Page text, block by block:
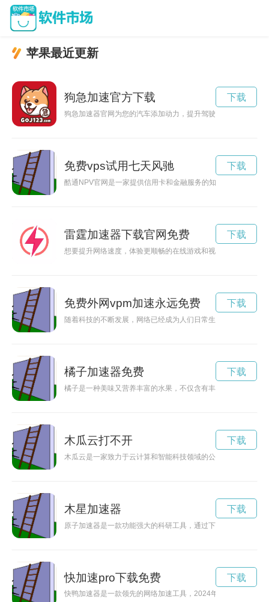
苹果最近更新
狗急加速官方下载
狗急加速器官网为您的汽车添加动力，提升驾驶体验，为您提
下载
免费vps试用七天风驰
酷通NPV官网是一家提供信用卡和金融服务的知名网站，拥有
下载
雷霆加速器下载官网免费
想要提升网络速度，体验更顺畅的在线游戏和视频观看吗？不
下载
免费外网vpm加速永远免费
随着科技的不断发展，网络已经成为人们日常生活中不可或缺
下载
橘子加速器免费
橘子是一种美味又营养丰富的水果，不仅含有丰富的维生素C
下载
木瓜云打不开
木瓜云是一家致力于云计算和智能科技领域的公司，通过创新
下载
木星加速器
原子加速器是一款功能强大的科研工具，通过下载3.2版本可以
下载
快加速pro下载免费
快鸭加速器是一款领先的网络加速工具，2024年最新版本将推
下载